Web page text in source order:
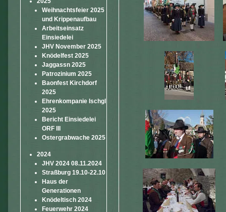
Weihnachtsfeier 2025
und Krippenaufbau
Arbeitseinsatz
Einsiedelei
JHV November 2025
Knödelfest 2025
Jaggassn 2025
Patrozinium 2025
Baonfest Kirchdorf
2025
Ehrenkompanie Ischgl
2025
Bericht Einsiedelei
ORF III
Ostergrabwache 2025
2024
JHV 2024 08.11.2024
Straßburg 19.10-22.10
Haus der
Generationen
Knödeltisch 2024
Feuerwehr 2024